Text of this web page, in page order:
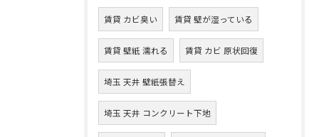
賃貸 カビ臭い 賃貸 壁が湿っている
賃貸 壁紙 濡れる 賃貸 カビ 原状回復
埼玉 天井 壁紙張替え
埼玉 天井 コンクリート下地